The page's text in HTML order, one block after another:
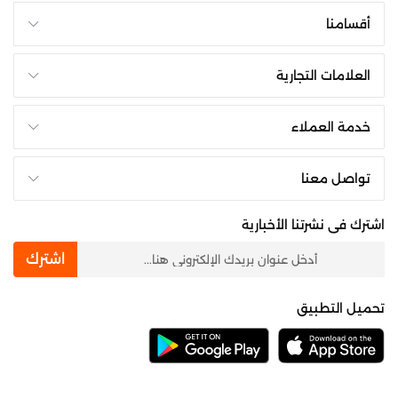
أقسامنا
العلامات التجارية
خدمة العملاء
تواصل معنا
اشترك فى نشرتنا الأخبارية
اشترك
تحميل التطبيق